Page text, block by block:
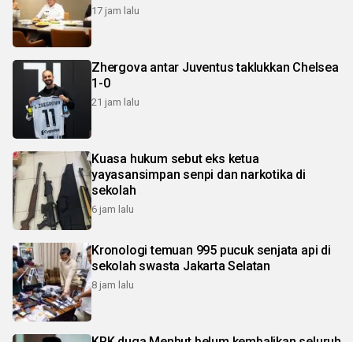
17 jam lalu
Zhergova antar Juventus taklukkan Chelsea
1-0
21 jam lalu
Kuasa hukum sebut eks ketua
yayasansimpan senpi dan narkotika di
sekolah
6 jam lalu
Kronologi temuan 995 pucuk senjata api di
sekolah swasta Jakarta Selatan
8 jam lalu